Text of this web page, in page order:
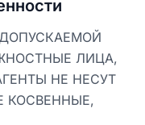
ЛИЦА,
НЕ НЕСУТ
КОСВЕННЫЕ,